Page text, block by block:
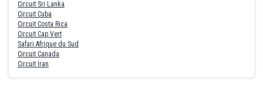
Circuit Sri Lanka
Circuit Cuba
Circuit Costa Rica
Circuit Cap Vert
Safari Afrique du Sud
Circuit Canada
Circuit Iran